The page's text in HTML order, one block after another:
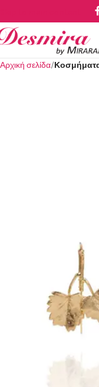
Αρχική σελίδα